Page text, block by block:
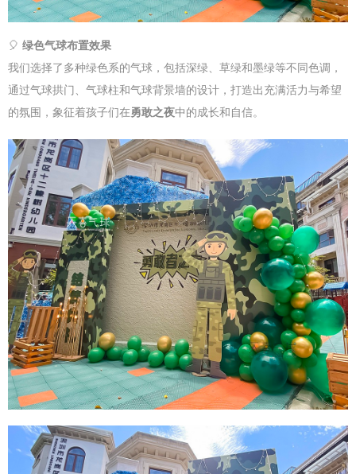
🎈 绿色气球布置效果
我们选择了多种绿色系的气球，包括深绿、草绿和墨绿等不同色调，
通过气球拱门、气球柱和气球背景墙的设计，打造出充满活力与希望
的氛围，象征着孩子们在勇敢之夜中的成长和自信。